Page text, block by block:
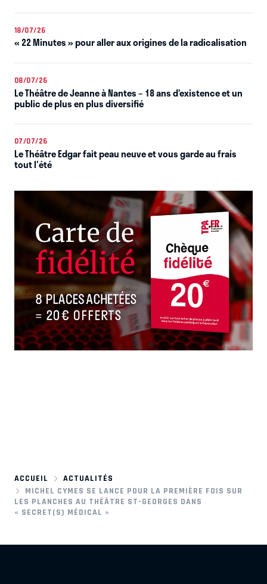
18/07/26
« 22 Minutes » pour aller aux origines de la radicalisation
08/07/26
Le Théâtre de Jeanne à Nantes – 18 ans d’existence et un
public de plus en plus diversifié
07/07/26
Le Théâtre Edgar fait peau neuve et vous garde au frais
tout l'été
ACCUEIL
ACTUALITÉS
MICHEL CYMES SE LANCE POUR LA PREMIÈRE FOIS SUR
LES PLANCHES AU THÉÂTRE ST-GEORGES DANS
« SECRET(S) MÉDICAL »